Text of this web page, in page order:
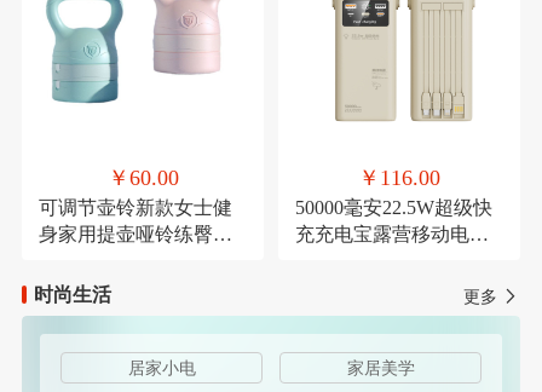
￥60.00
可调节壶铃新款女士健
身家用提壶哑铃练臀翘
￥116.00
50000毫安22.5W超级快
充充电宝露营移动电源
时尚生活
更多
居家小电 家居美学